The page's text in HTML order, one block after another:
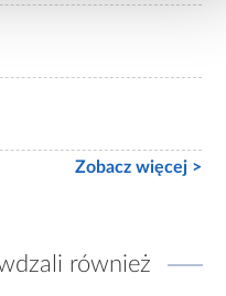
Zobacz więcej >
również